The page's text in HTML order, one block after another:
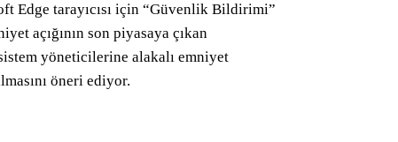
Edge tarayıcısı için “Güvenlik Bildirimi”
açığının son piyasaya çıkan
yöneticilerine alakalı emniyet
öneri ediyor.